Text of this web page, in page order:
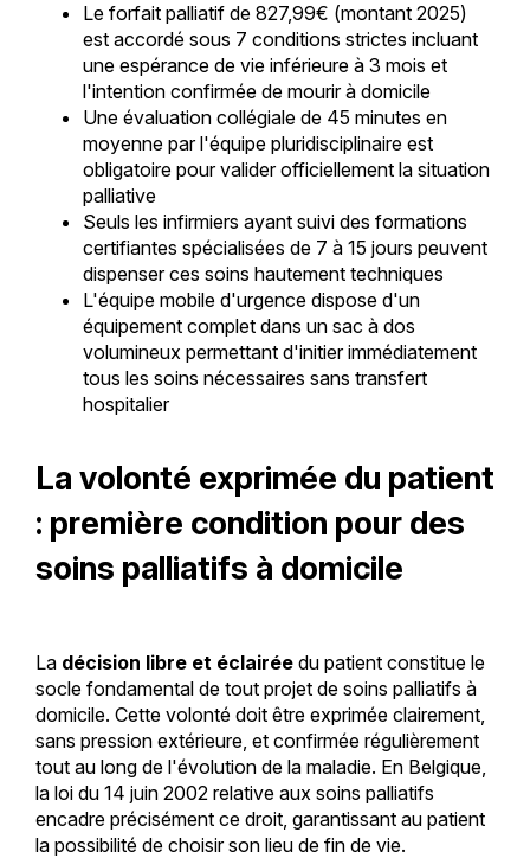
Le forfait palliatif de 827,99€ (montant 2025)
est accordé sous 7 conditions strictes incluant
une espérance de vie inférieure à 3 mois et
l'intention confirmée de mourir à domicile
Une évaluation collégiale de 45 minutes en
moyenne par l'équipe pluridisciplinaire est
obligatoire pour valider officiellement la situation
palliative
Seuls les infirmiers ayant suivi des formations
certifiantes spécialisées de 7 à 15 jours peuvent
dispenser ces soins hautement techniques
L'équipe mobile d'urgence dispose d'un
équipement complet dans un sac à dos
volumineux permettant d'initier immédiatement
tous les soins nécessaires sans transfert
hospitalier
La volonté exprimée du patient
: première condition pour des
soins palliatifs à domicile
La décision libre et éclairéedu patient constitue le
socle fondamental de tout projet de soins palliatifs à
domicile. Cette volonté doit être exprimée clairement,
sans pression extérieure, et confirmée régulièrement
tout au long de l'évolution de la maladie. En Belgique,
la loi du 14 juin 2002 relative aux soins palliatifs
encadre précisément ce droit, garantissant au patient
la possibilité de choisir son lieu de fin de vie.